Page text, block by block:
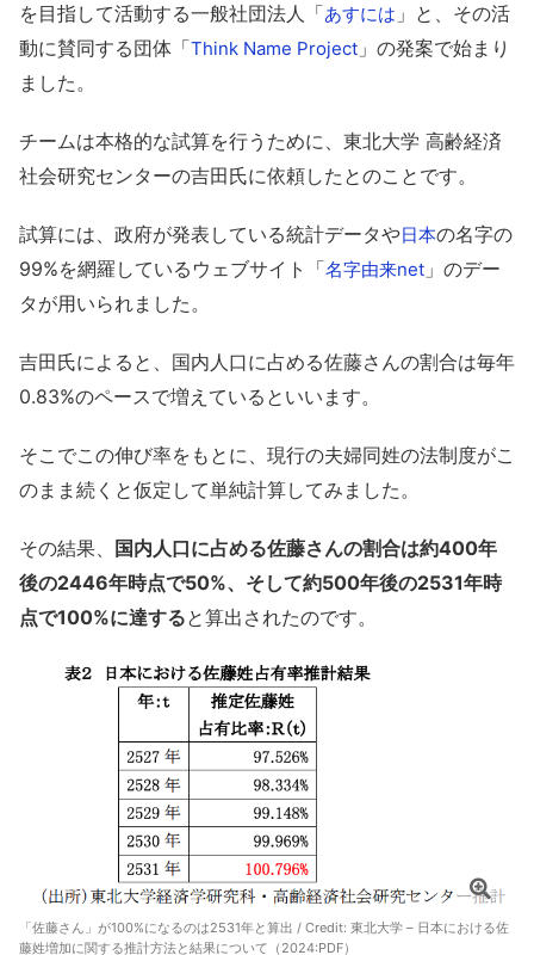
を目指して活動する一般社団法人「あすには 」と、その活
動に賛同する団体「Think Name Project 」の発案で始まり
ました。
チームは本格的な試算を行うために、東北大学 高齢経済
社会研究センターの吉田氏に依頼したとのことです。
試算には、政府が発表している統計データや日本の名字の
99%を網羅しているウェブサイト「名字由来net 」のデー
タが用いられました。
吉田氏によると、国内人口に占める佐藤さんの割合は毎年
0.83%のペースで増えているといいます。
そこでこの伸び率をもとに、現行の夫婦同姓の法制度がこ
のまま続くと仮定して単純計算してみました。
その結果、
国内人口に占める佐藤さんの割合は約400年
後の2446年時点で50%、そして約500年後の2531年時
点で100%に達すると算出されたのです。
「佐藤さん」が100%になるのは2531年と算出 / Credit: 東北大学 – 日本における佐
藤姓増加に関する推計方法と結果について（2024:PDF）